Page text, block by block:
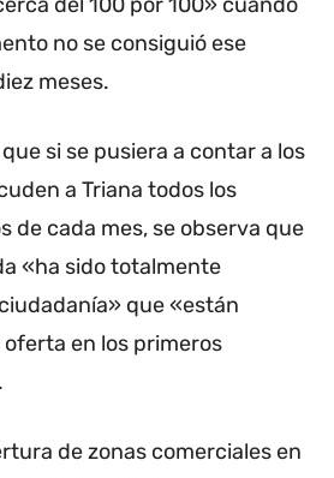
no se consiguió ese
meses.
si se pusiera a contar a los
a Triana todos los
de cada mes, se observa que
«ha sido totalmente
que «están
en los primeros
de zonas comerciales en